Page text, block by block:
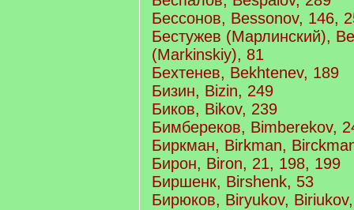
Бессонов, Bessonov, 146,
Бестужев (Марлинский),
(Markinskiy), 81
Бехтенев, Bekhtenev, 189
Бизин, Bizin, 249
Биков, Bikov, 239
Бимбереков, Bimberekov,
Биркман, Birkman,
Бирон, Biron, 21, 198, 199
Биршенк, Birshenk, 53
Бирюков, Biryukov,